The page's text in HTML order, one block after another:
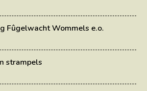
Fûgelwacht Wommels e.o.
strampels